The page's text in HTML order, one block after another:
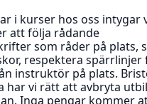
i kurser hos oss intygar
att följa rådande
som råder på plats,
respektera spärrlinjer
instruktör på plats.
har vi rätt att avbryta
Inga pengar kommer